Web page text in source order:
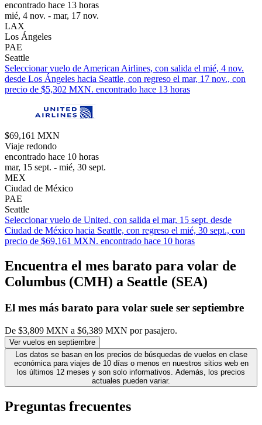
encontrado hace 13 horas
mié, 4 nov. - mar, 17 nov.
LAX
Los Ángeles
PAE
Seattle
Seleccionar vuelo de American Airlines, con salida el mié, 4 nov.
desde Los Ángeles hacia Seattle, con regreso el mar, 17 nov., con
precio de $5,302 MXN. encontrado hace 13 horas
$69,161 MXN
Viaje redondo
encontrado hace 10 horas
mar, 15 sept. - mié, 30 sept.
MEX
Ciudad de México
PAE
Seattle
Seleccionar vuelo de United, con salida el mar, 15 sept. desde
Ciudad de México hacia Seattle, con regreso el mié, 30 sept., con
precio de $69,161 MXN. encontrado hace 10 horas
Encuentra el mes barato para volar de
Columbus (CMH) a Seattle (SEA)
El mes más barato para volar suele ser septiembre
De $3,809 MXN a $6,389 MXN por pasajero.
Ver vuelos en septiembre
Los datos se basan en los precios de búsquedas de vuelos en clase
económica para viajes de 10 días o menos en nuestros sitios web en
los últimos 12 meses y son solo informativos. Además, los precios
actuales pueden variar.
Preguntas frecuentes